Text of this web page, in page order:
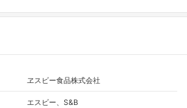
ヱスビー食品株式会社
エスビー、S&B